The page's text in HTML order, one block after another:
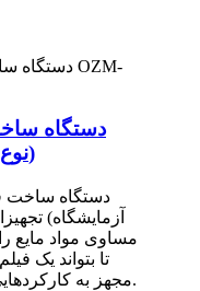
دستگاه
OZM-120 (نوع آزمایشگاه)
دستگاه ساخت
آزمایشگاه)
مساوی مواد مایع
تا بتواند یک
مجهز به کارکردهایی مانند لمینیت و برش باشد.